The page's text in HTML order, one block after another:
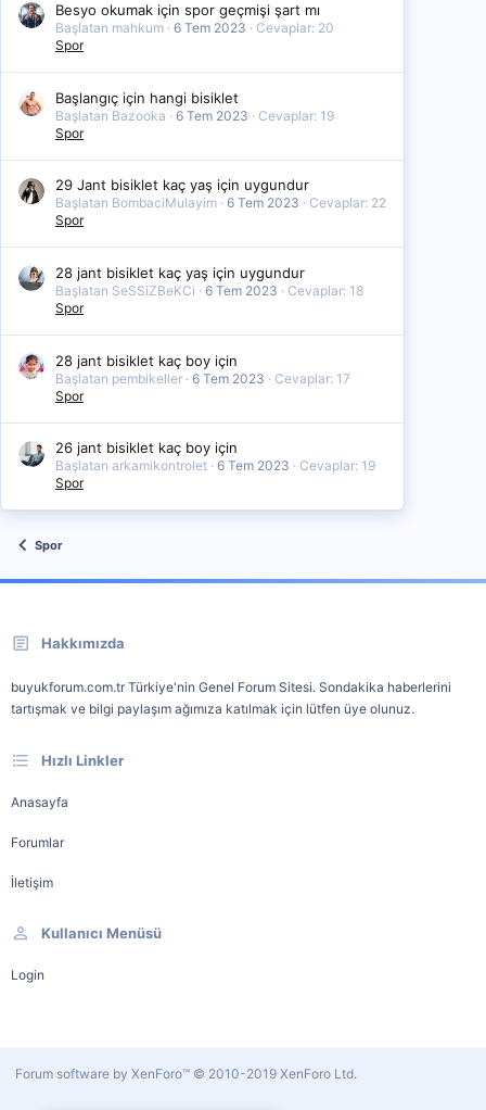
Besyo okumak için spor geçmişi şart mı
Başlatan mahkum 6 Tem 2023
Cevaplar: 20
Spor
Başlangıç için hangi bisiklet
Başlatan Bazooka 6 Tem 2023
Cevaplar: 19
Spor
29 Jant bisiklet kaç yaş için uygundur
Başlatan BombaciMulayim 6 Tem 2023
Cevaplar: 22
Spor
28 jant bisiklet kaç yaş için uygundur
Başlatan SeSSiZBeKCi 6 Tem 2023
Cevaplar: 18
Spor
28 jant bisiklet kaç boy için
Başlatan pembikeller 6 Tem 2023
Cevaplar: 17
Spor
26 jant bisiklet kaç boy için
Başlatan arkamikontrolet 6 Tem 2023
Cevaplar: 19
Spor
Spor
Hakkımızda
buyukforum.com.tr Türkiye'nin Genel Forum Sitesi. Sondakika haberlerini
tartışmak ve bilgi paylaşım ağımıza katılmak için lütfen üye olunuz.
Hızlı Linkler
Anasayfa
Forumlar
İletişim
Kullanıcı Menüsü
Login
Forum software by XenForo™ © 2010-2019 XenForo Ltd.